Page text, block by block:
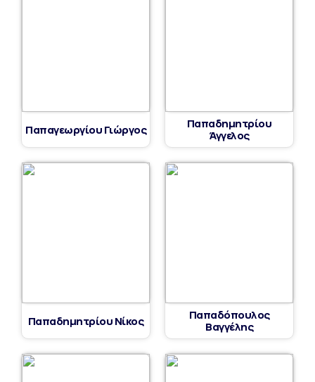
Παπαγεωργίου Γιώργος
Παπαδημητρίου
Άγγελος
Παπαδημητρίου Νίκος
Παπαδόπουλος
Βαγγέλης